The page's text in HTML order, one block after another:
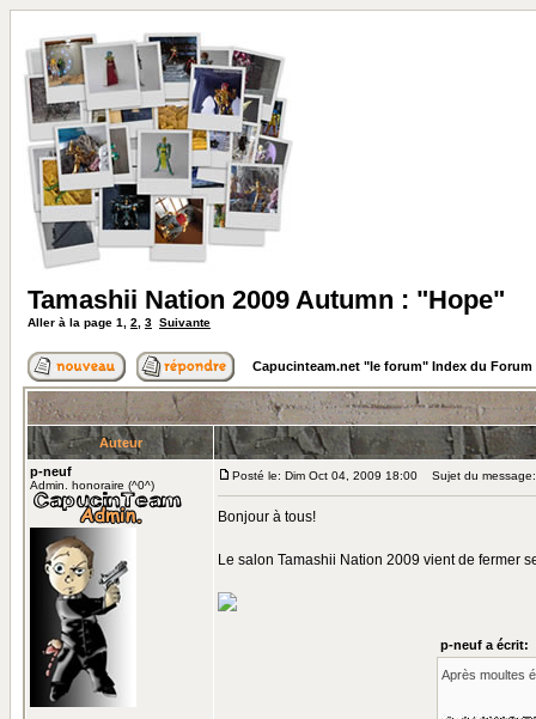
Tamashii Nation 2009 Autumn : "Hope"
Aller à la page 1 2 3 Suivante
Capucinteam.net "le forum" Index du Forum
Auteur
p-neuf
Admin. honoraire (^0^)
Posté le: Dim Oct 04, 2009 18:00 Sujet du
Bonjour à tous!
Le salon Tamashii Nation 2009 vient de fermer
p-neuf a écrit:
Après moultes